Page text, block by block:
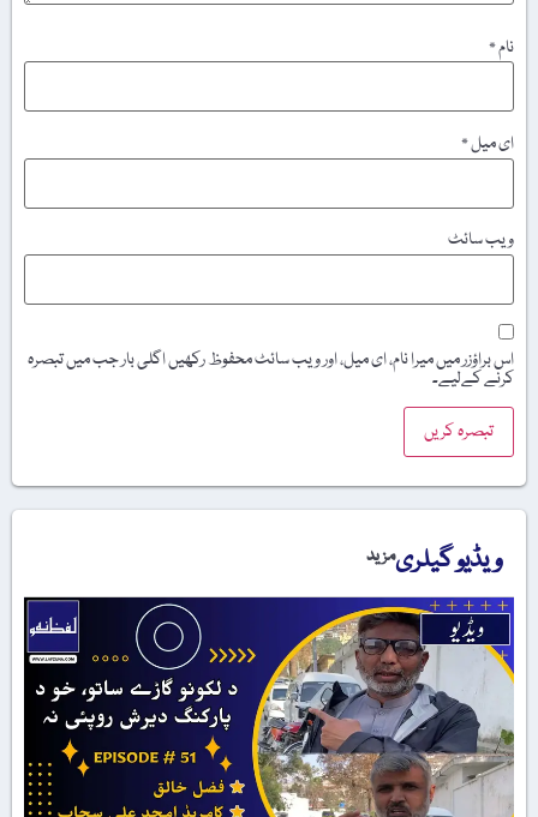
نام*
ای میل*
ویب‌ سائٹ
اس براؤزر میں میرا نام، ای میل، اور ویب سائٹ محفوظ رکھیں اگلی بار جب میں تبصرہ
کرنے کےلیے۔
ویڈیو گیلریمزید